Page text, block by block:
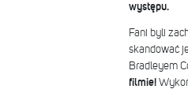
występu.
Fani byli
skandować
Bradleyem
filmie!